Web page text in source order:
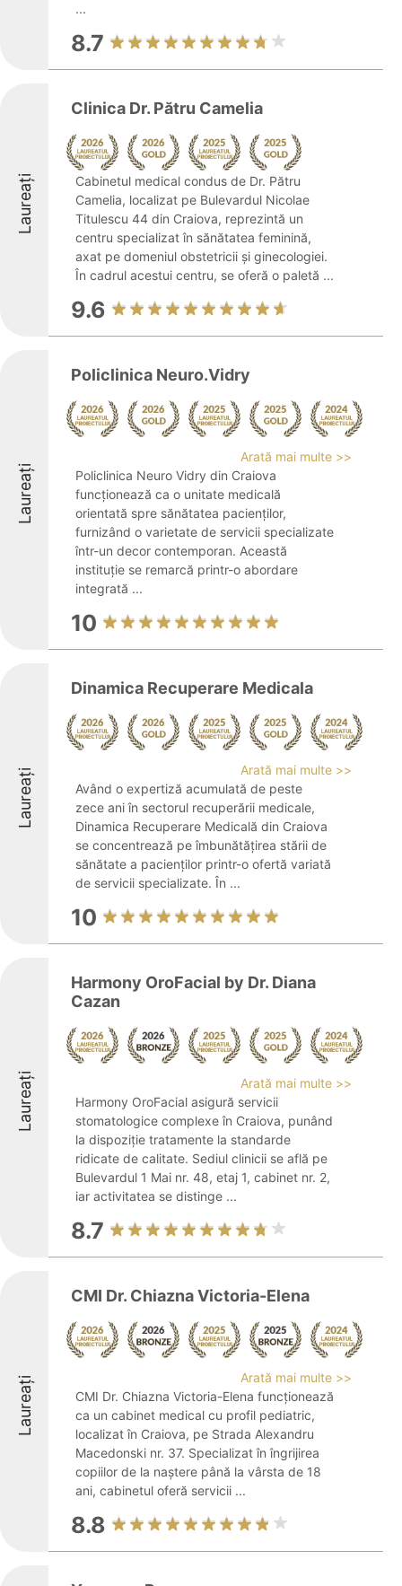
...
8.7
Laureați
Clinica Dr. Pătru Camelia
Cabinetul medical condus de Dr. Pătru
Camelia, localizat pe Bulevardul Nicolae
Titulescu 44 din Craiova, reprezintă un
centru specializat în sănătatea feminină,
axat pe domeniul obstetricii și ginecologiei.
În cadrul acestui centru, se oferă o paletă ...
9.6
Laureați
Policlinica Neuro.Vidry
Arată mai multe >>
Policlinica Neuro Vidry din Craiova
funcționează ca o unitate medicală
orientată spre sănătatea pacienților,
furnizând o varietate de servicii specializate
într-un decor contemporan. Această
instituție se remarcă printr-o abordare
integrată ...
10
Laureați
Dinamica Recuperare Medicala
Arată mai multe >>
Având o expertiză acumulată de peste
zece ani în sectorul recuperării medicale,
Dinamica Recuperare Medicală din Craiova
se concentrează pe îmbunătățirea stării de
sănătate a pacienților printr-o ofertă variată
de servicii specializate. În ...
10
Laureați
Harmony OroFacial by Dr. Diana
Cazan
Arată mai multe >>
Harmony OroFacial asigură servicii
stomatologice complexe în Craiova, punând
la dispoziție tratamente la standarde
ridicate de calitate. Sediul clinicii se află pe
Bulevardul 1 Mai nr. 48, etaj 1, cabinet nr. 2,
iar activitatea se distinge ...
8.7
Laureați
CMI Dr. Chiazna Victoria-Elena
Arată mai multe >>
CMI Dr. Chiazna Victoria-Elena funcționează
ca un cabinet medical cu profil pediatric,
localizat în Craiova, pe Strada Alexandru
Macedonski nr. 37. Specializat în îngrijirea
copiilor de la naștere până la vârsta de 18
ani, cabinetul oferă servicii ...
8.8